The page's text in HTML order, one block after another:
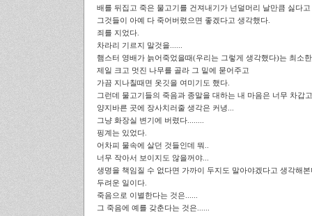
배를 뒤집고 죽은 물고기를 건져내기가 넌덜머리 날만큼 싫다
그것들이 아예 다 죽어버렸으면 좋겠다고 생각했다.
죄를 지었다.
차라리 기르지 말것을......
햄스터 영배가 늙어죽었을때(우리는 그렇게 생각했다)는 최소
제일 크고 멋진 나무를 골라 그 밑에 묻어주고
가끔 지나칠때면 옷깃을 여미기도 했다.
그런데 물고기들의 죽음과 종말을 대하는 내 마음은 너무 차갑
양지바른 곳에 장사치러줄 생각은 커녕...
그냥 화장실 변기에 버렸다........
핑계는 있었다.
어차피 물속에 살던 것들인데 뭐..
너무 작아서 보이지도 않을꺼야...
생명을 책임질 수 없다면 가까이 두지도 말아야겠다고 생각해본
두려운 일이다.
죽음으로 이별한다는 것은......
그 죽음에 예를 갖춘다는 것은......